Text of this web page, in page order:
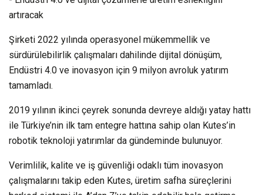
artıracak
Şirketi 2022 yılında operasyonel mükemmellik ve
sürdürülebilirlik çalışmaları dahilinde dijital dönüşüm,
Endüstri 4.0 ve inovasyon için 9 milyon avroluk yatırım
tamamladı.
2019 yılının ikinci çeyrek sonunda devreye aldığı yatay hattı
ile Türkiye’nin ilk tam entegre hattına sahip olan Kutes’in
robotik teknoloji yatırımlar da gündeminde bulunuyor.
Verimlilik, kalite ve iş güvenliği odaklı tüm inovasyon
çalışmalarını takip eden Kutes, üretim safha süreçlerini